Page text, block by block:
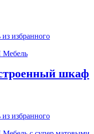
из избранного
шкаф
из избранного